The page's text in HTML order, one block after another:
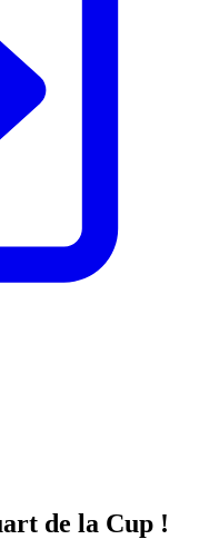
de la Cup !